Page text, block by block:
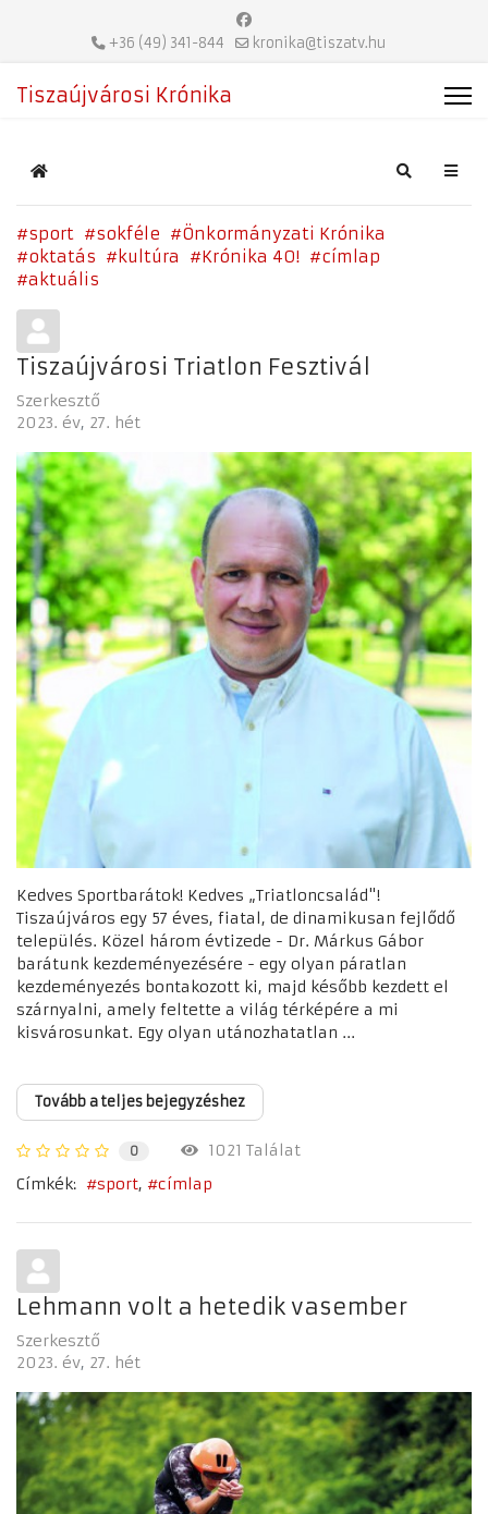
+36 (49) 341-844 kronika@tiszatv.hu
Tiszaújvárosi Krónika
Home Search
sport sokféle
Önkormányzati Krónika
oktatás
kultúra Krónika 40!
címlap
aktuális
Tiszaújvárosi Triatlon Fesztivál
Szerkesztő
2023. év 27. hét
Kedves Sportbarátok! Kedves „Triatloncsalád"!
Tiszaújváros egy 57 éves, fiatal, de dinamikusan fejlődő
település. Közel három évtizede - Dr. Márkus Gábor
barátunk kezdeményezésére - egy olyan páratlan
kezdeményezés bontakozott ki, majd később kezdett el
szárnyalni, amely feltette a világ térképére a mi
kisvárosunkat. Egy olyan utánozhatatlan ...
Tovább a teljes bejegyzéshez
0
1021 Találat
Címkék:
sport címlap
Lehmann volt a hetedik vasember
Szerkesztő
2023. év 27. hét